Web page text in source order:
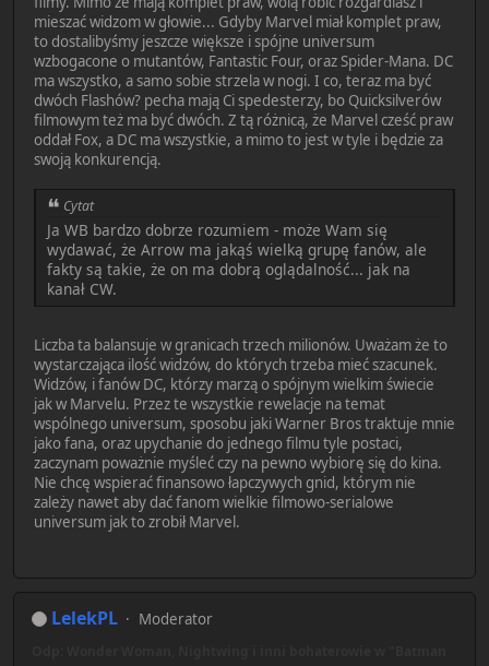
mieszać widzom w głowie... Gdyby Marvel miał komplet praw,
to dostalibyśmy jeszcze większe i spójne universum
wzbogacone o mutantów, Fantastic Four, oraz Spider-Mana. DC
ma wszystko, a samo sobie strzela w nogi. I co, teraz ma być
dwóch Flashów? pecha mają Ci spedesterzy, bo Quicksilverów
filmowym też ma być dwóch. Z tą różnicą, że Marvel cześć praw
oddał Fox, a DC ma wszystkie, a mimo to jest w tyle i będzie za
swoją konkurencją.
Cytat
Ja WB bardzo dobrze rozumiem - może Wam się
wydawać, że Arrow ma jakąś wielką grupę fanów, ale
fakty są takie, że on ma dobrą oglądalność... jak na
kanał CW.
Liczba ta balansuje w granicach trzech milionów. Uważam że to
wystarczająca ilość widzów, do których trzeba mieć szacunek.
Widzów, i fanów DC, którzy marzą o spójnym wielkim świecie
jak w Marvelu. Przez te wszystkie rewelacje na temat
wspólnego universum, sposobu jaki Warner Bros traktuje mnie
jako fana, oraz upychanie do jednego filmu tyle postaci,
zaczynam poważnie myśleć czy na pewno wybiorę się do kina.
Nie chcę wspierać finansowo łapczywych gnid, którym nie
zależy nawet aby dać fanom wielkie filmowo-serialowe
universum jak to zrobił Marvel.
LelekPL Moderator